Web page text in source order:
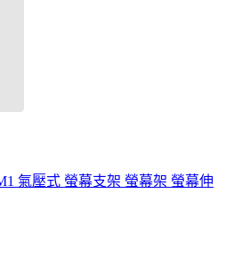
氣壓式 螢幕支架 螢幕架 螢幕伸